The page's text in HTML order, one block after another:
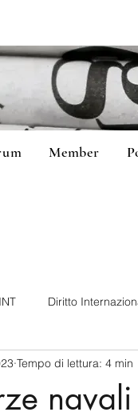
Member
Diritto
America-Latina e
Tempo di lettura: 4 min